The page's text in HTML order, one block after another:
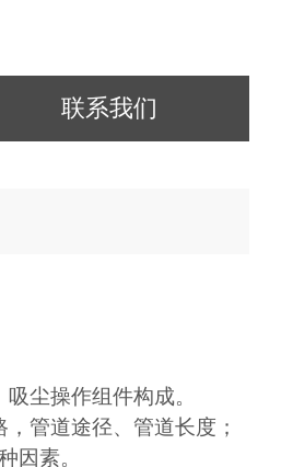
联系我们
尘操作组件构成。
， 管道途径、管道长度；
因素。